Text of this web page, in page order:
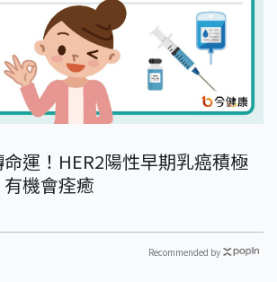
運！HER2陽性早期乳癌積極
機會痊癒
Recommended by